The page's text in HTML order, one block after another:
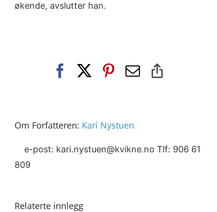
økende, avslutter han.
Facebook Pinterest
E-
Om Forfatteren: Kari Nystuen
e-post: kari.nystuen@kvikne.no Tlf: 906 61
809
Relaterte innlegg